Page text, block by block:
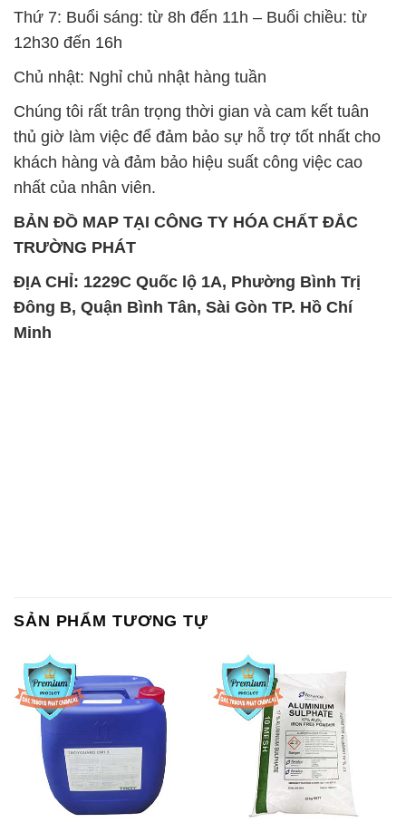
Thứ 7: Buổi sáng: từ 8h đến 11h – Buổi chiều: từ
12h30 đến 16h
Chủ nhật: Nghỉ chủ nhật hàng tuần
Chúng tôi rất trân trọng thời gian và cam kết tuân
thủ giờ làm việc để đảm bảo sự hỗ trợ tốt nhất cho
khách hàng và đảm bảo hiệu suất công việc cao
nhất của nhân viên.
BẢN ĐỒ MAP TẠI CÔNG TY HÓA CHẤT ĐẮC
TRƯỜNG PHÁT
ĐỊA CHỈ: 1229C Quốc lộ 1A, Phường Bình Trị
Đông B, Quận Bình Tân, Sài Gòn TP. Hồ Chí
Minh
SẢN PHẨM TƯƠNG TỰ